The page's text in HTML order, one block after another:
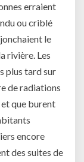
erraient
ou criblé
le
rivière. Les
plus tard sur
de radiations
que burent
encore
des suites de